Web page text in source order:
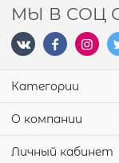
МЫ В СОЦ
Категории
О компании
Личный кабинет